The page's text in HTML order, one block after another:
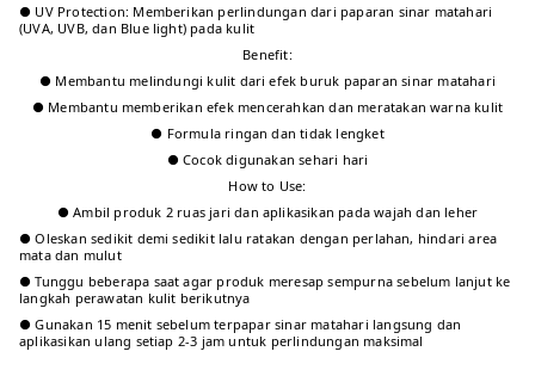
● UV Protection: Memberikan perlindungan dari paparan sinar matahari
(UVA, UVB, dan Blue light) pada kulit
Benefit:
● Membantu melindungi kulit dari efek buruk paparan sinar matahari
● Membantu memberikan efek mencerahkan dan meratakan warna kulit
● Formula ringan dan tidak lengket
● Cocok digunakan sehari hari
How to Use:
● Ambil produk 2 ruas jari dan aplikasikan pada wajah dan leher
● Oleskan sedikit demi sedikit lalu ratakan dengan perlahan, hindari area
mata dan mulut
● Tunggu beberapa saat agar produk meresap sempurna sebelum lanjut ke
langkah perawatan kulit berikutnya
● Gunakan 15 menit sebelum terpapar sinar matahari langsung dan
aplikasikan ulang setiap 2-3 jam untuk perlindungan maksimal